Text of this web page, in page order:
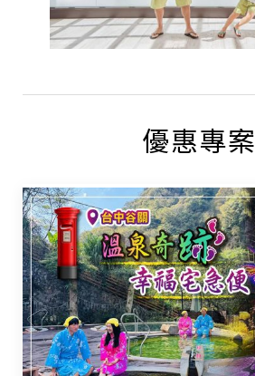
優惠專案